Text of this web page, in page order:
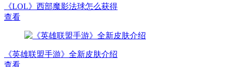
《LOL》西部魔影法球怎么获得
查看
《英雄联盟手游》全新皮肤介绍
查看